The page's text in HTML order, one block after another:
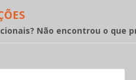
Não encontrou o que